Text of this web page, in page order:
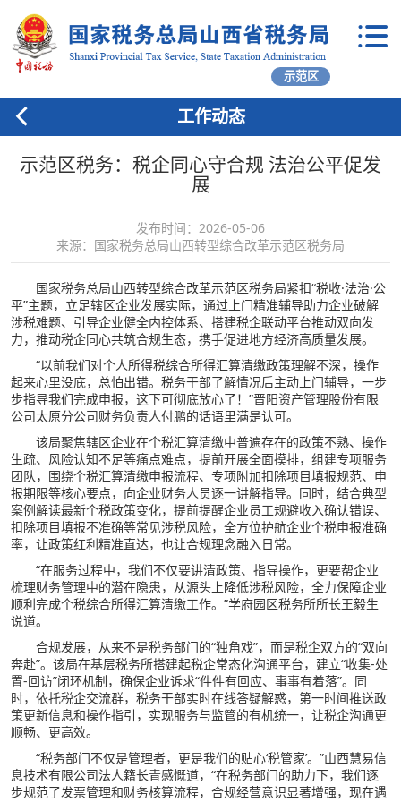
示范区
工作动态
示范区税务：税企同心守合规 法治公平促发
展
发布时间：2026-05-06
来源：国家税务总局山西转型综合改革示范区税务局
国家税务总局山西转型综合改革示范区税务局紧扣“税收·法治·公
平”主题，立足辖区企业发展实际，通过上门精准辅导助力企业破解
涉税难题、引导企业健全内控体系、搭建税企联动平台推动双向发
力，推动税企同心共筑合规生态，携手促进地方经济高质量发展。
“以前我们对个人所得税综合所得汇算清缴政策理解不深，操作
起来心里没底，总怕出错。税务干部了解情况后主动上门辅导，一步
步指导我们完成申报，这下可彻底放心了！”晋阳资产管理股份有限
公司太原分公司财务负责人付鹏的话语里满是认可。
该局聚焦辖区企业在个税汇算清缴中普遍存在的政策不熟、操作
生疏、风险认知不足等痛点难点，提前开展全面摸排，组建专项服务
团队，围绕个税汇算清缴申报流程、专项附加扣除项目填报规范、申
报期限等核心要点，向企业财务人员逐一讲解指导。同时，结合典型
案例解读最新个税政策变化，提前提醒企业员工规避收入确认错误、
扣除项目填报不准确等常见涉税风险，全方位护航企业个税申报准确
率，让政策红利精准直达，也让合规理念融入日常。
“在服务过程中，我们不仅要讲清政策、指导操作，更要帮企业
梳理财务管理中的潜在隐患，从源头上降低涉税风险，全力保障企业
顺利完成个税综合所得汇算清缴工作。”学府园区税务所所长王毅生
说道。
合规发展，从来不是税务部门的“独角戏”，而是税企双方的“双向
奔赴”。该局在基层税务所搭建起税企常态化沟通平台，建立“收集-处
置-回访”闭环机制，确保企业诉求“件件有回应、事事有着落”。同
时，依托税企交流群，税务干部实时在线答疑解惑，第一时间推送政
策更新信息和操作指引，实现服务与监管的有机统一，让税企沟通更
顺畅、更高效。
“税务部门不仅是管理者，更是我们的贴心‘税管家’。”山西慧易信
息技术有限公司法人籍长青感慨道，“在税务部门的助力下，我们逐
步规范了发票管理和财务核算流程，合规经营意识显著增强，现在遇